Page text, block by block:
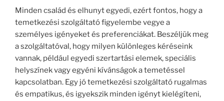
Minden család és elhunyt egyedi, ezért fontos, hogy a
temetkezési szolgáltató figyelembe vegye a
személyes igényeket és preferenciákat. Beszéljük meg
a szolgáltatóval, hogy milyen különleges kéréseink
vannak, például egyedi szertartási elemek, speciális
helyszínek vagy egyéni kívánságok a temetéssel
kapcsolatban. Egy jó temetkezési szolgáltató rugalmas
és empatikus, és igyekszik minden igényt kielégíteni,